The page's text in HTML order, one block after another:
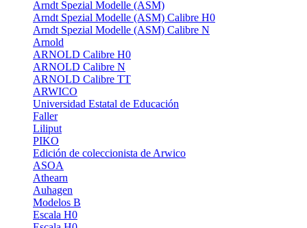
Arndt Spezial Modelle (ASM)
Arndt Spezial Modelle (ASM) Calibre H0
Arndt Spezial Modelle (ASM) Calibre N
Arnold
ARNOLD Calibre H0
ARNOLD Calibre N
ARNOLD Calibre TT
ARWICO
Universidad Estatal de Educación
Faller
Liliput
PIKO
Edición de coleccionista de Arwico
ASOA
Athearn
Auhagen
Modelos B
Escala H0